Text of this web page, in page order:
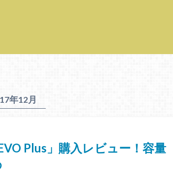
年12月
Plus」購入レビュー！容量